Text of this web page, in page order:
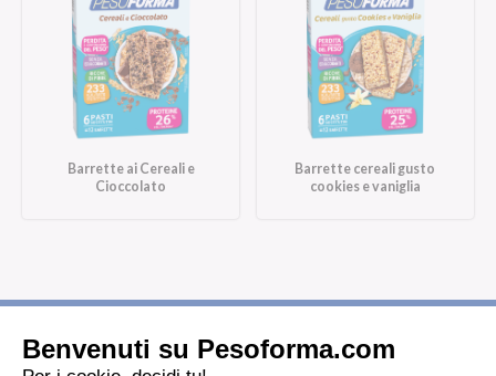
Barrette ai Cereali e
Cioccolato
Barrette cereali gusto
cookies e vaniglia
Iscriviti alla newsletter